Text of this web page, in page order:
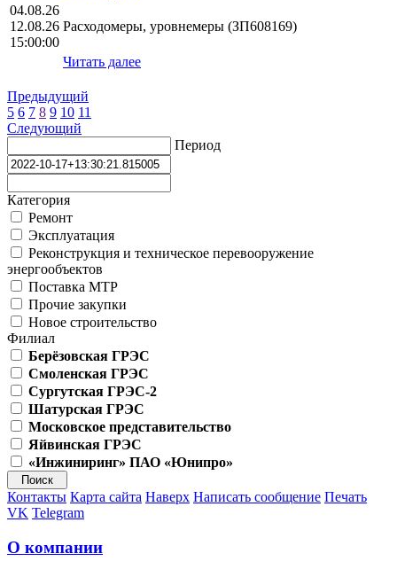
04.08.26
12.08.26
15:00:00
Расходомеры, уровнемеры (ЗП608169)
Читать далее
Предыдущий
5 6 7 8 9 10 11
Следующий
Период
Категория
Ремонт
Эксплуатация
Реконструкция и техническое перевооружение
энергообъектов
Поставка МТР
Прочие закупки
Новое строительство
Филиал
Берёзовская ГРЭС
Смоленская ГРЭС
Сургутская ГРЭС-2
Шатурская ГРЭС
Московское представительство
Яйвинская ГРЭС
«Инжиниринг» ПАО «Юнипро»
Контакты Карта сайта Наверх Написать сообщение Печать
VK Telegram
О компании